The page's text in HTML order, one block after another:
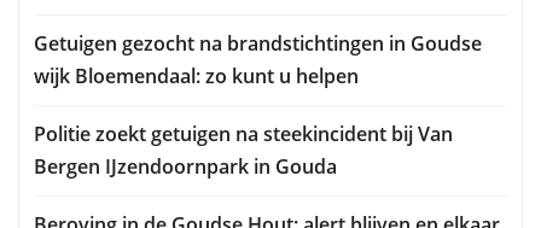
Getuigen gezocht na brandstichtingen in Goudse
wijk Bloemendaal: zo kunt u helpen
Politie zoekt getuigen na steekincident bij Van
Bergen IJzendoornpark in Gouda